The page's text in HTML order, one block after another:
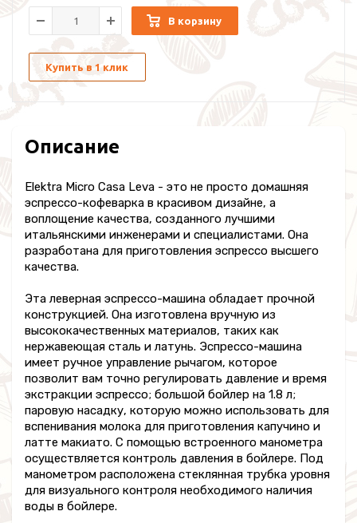
В корзину
Купить в 1 клик
Описание
Elektra Micro Casa Leva - это не просто домашняя
эспрессо-кофеварка в красивом дизайне, а
воплощение качества, созданного лучшими
итальянскими инженерами и специалистами. Она
разработана для приготовления эспрессо высшего
качества.
Эта леверная эспрессо-машина обладает прочной
конструкцией. Она изготовлена вручную из
высококачественных материалов, таких как
нержавеющая сталь и латунь. Эспрессо-машина
имеет ручное управление рычагом, которое
позволит вам точно регулировать давление и время
экстракции эспрессо; большой бойлер на 1.8 л;
паровую насадку, которую можно использовать для
вспенивания молока для приготовления капучино и
латте макиато. С помощью встроенного манометра
осуществляется контроль давления в бойлере. Под
манометром расположена стеклянная трубка уровня
для визуального контроля необходимого наличия
воды в бойлере.